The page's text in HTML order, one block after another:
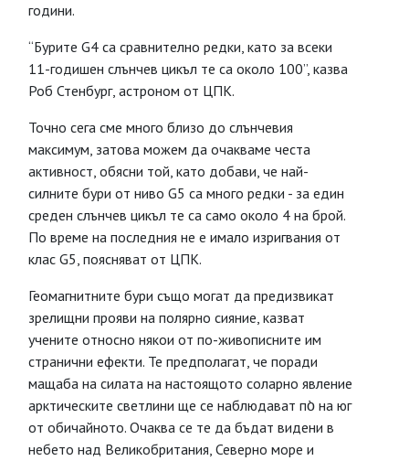
години.
“Бурите G4 са сравнително редки, като за всеки
11-годишен слънчев цикъл те са около 100”, казва
Роб Стенбург, астроном от ЦПК.
Точно сега сме много близо до слънчевия
максимум, затова можем да очакваме честа
активност, обясни той, като добави, че най-
силните бури от ниво G5 са много редки - за един
среден слънчев цикъл те са само около 4 на брой.
По време на последния не е имало изригвания от
клас G5, поясняват от ЦПК.
Геомагнитните бури също могат да предизвикат
зрелищни прояви на полярно сияние, казват
учените относно някои от по-живописните им
странични ефекти. Те предполагат, че поради
мащаба на силата на настоящото соларно явление
арктическите светлини ще се наблюдават по̀ на юг
от обичайното. Очаква се те да бъдат видени в
небето над Великобритания, Северно море и